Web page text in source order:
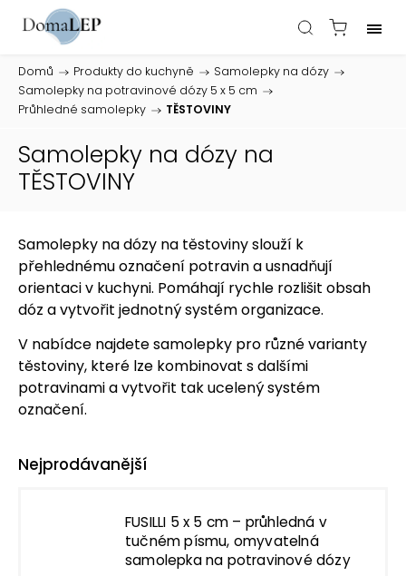
Domů / Produkty do kuchyně / Samolepky na dózy /
Samolepky na potravinové dózy 5 x 5 cm /
Průhledné samolepky / TĚSTOVINY
Samolepky na dózy na
TĚSTOVINY
Samolepky na dózy na těstoviny slouží k
přehlednému označení potravin a usnadňují
orientaci v kuchyni. Pomáhají rychle rozlišit obsah
dóz a vytvořit jednotný systém organizace.
V nabídce najdete samolepky pro různé varianty
těstoviny, které lze kombinovat s dalšími
potravinami a vytvořit tak ucelený systém
označení.
Nejprodávanější
FUSILLI 5 x 5 cm – průhledná v
tučném písmu, omyvatelná
samolepka na potravinové dózy